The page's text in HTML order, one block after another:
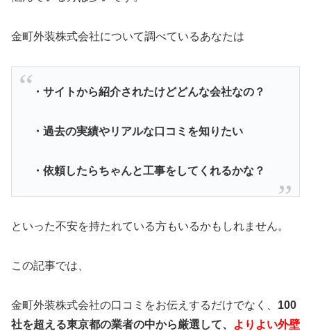
金町外装株式会社について調べているあなたは
・サイトから紹介されたけどどんな会社なの？
・過去の実績やリアルな口コミを知りたい
・依頼したらちゃんと工事をしてくれるかな？
といった不安を持たれている方もいるかもしれません。
この記事では、
金町外装株式会社の口コミをお伝えするだけでなく、 100
社を超える東京都の業者の中から厳選して、
よりよい外壁